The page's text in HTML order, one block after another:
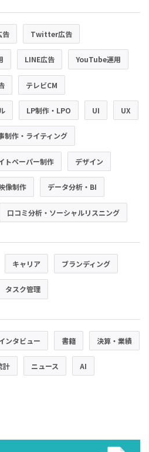
告 Twitter広告
LINE広告 YouTube運用
テレビCM
LP制作・LPO UI UX
制作・ライティング
トペーパー制作 デザイン
像制作 データ分析・BI
口コミ分析・ソーシャルリスニング
キャリア ブランディング
タスク管理
ンタビュー 書籍 決算・業績
計 ニュース AI